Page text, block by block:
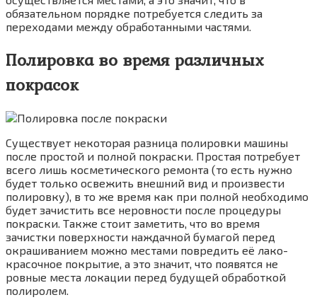
обязательном порядке потребуется следить за
переходами между обработанными частями.
Полировка во время различных
покрасок
Существует некоторая разница полировки машины
после простой и полной покраски. Простая потребует
всего лишь косметического ремонта (то есть нужно
будет только освежить внешний вид и произвести
полировку), в то же время как при полной необходимо
будет зачистить все неровности после процедуры
покраски. Также стоит заметить, что во время
зачистки поверхности наждачной бумагой перед
окрашиванием можно местами повредить её лако-
красочное покрытие, а это значит, что появятся не
ровные места локации перед будущей обработкой
полиролем.